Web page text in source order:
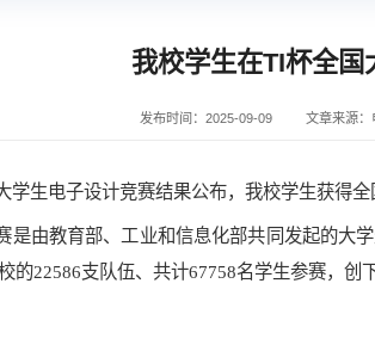
我校学生在TI杯全
发布时间：2025-09-09 文章来源：
学生电子设计竞赛结果公布， 我校学生获得全
是由教育部、工业和信息化部共同发起的大
的22586支队伍、共计67758名学生参赛，